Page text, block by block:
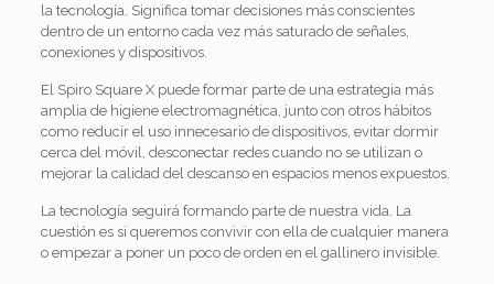
la tecnología. Significa tomar decisiones más conscientes
dentro de un entorno cada vez más saturado de señales,
conexiones y dispositivos.
El Spiro Square X puede formar parte de una estrategia más
amplia de higiene electromagnética, junto con otros hábitos
como reducir el uso innecesario de dispositivos, evitar dormir
cerca del móvil, desconectar redes cuando no se utilizan o
mejorar la calidad del descanso en espacios menos expuestos.
La tecnología seguirá formando parte de nuestra vida. La
cuestión es si queremos convivir con ella de cualquier manera
o empezar a poner un poco de orden en el gallinero invisible.